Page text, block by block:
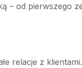
– od pierwszego
relacje z